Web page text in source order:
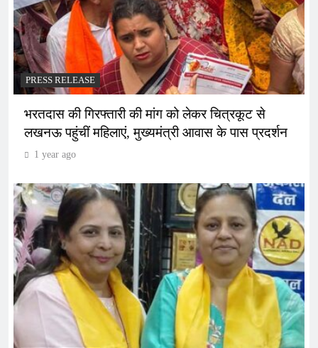
PRESS RELEASE
भरतदास की गिरफ्तारी की मांग को लेकर चित्रकूट से
लखनऊ पहुंचीं महिलाएं, मुख्यमंत्री आवास के पास प्रदर्शन
1 year ago